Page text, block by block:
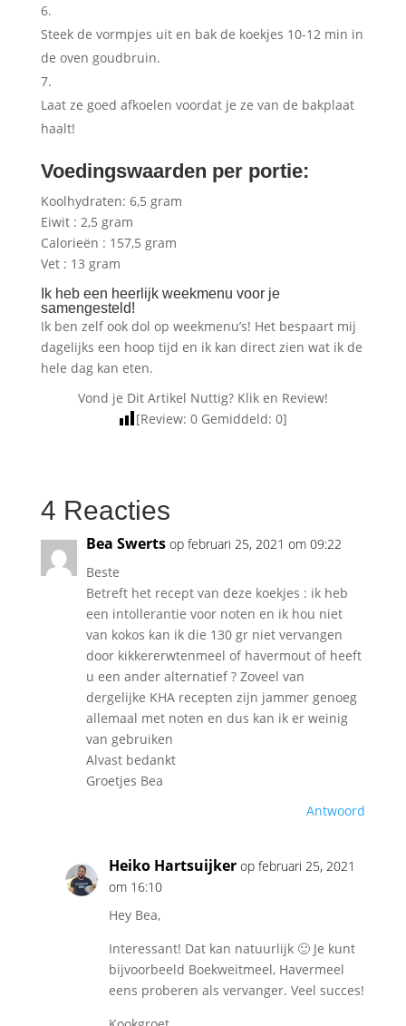
Steek de vormpjes uit en bak de koekjes 10-12 min in
de oven goudbruin.
Laat ze goed afkoelen voordat je ze van de bakplaat
haalt!
Voedingswaarden per portie:
Koolhydraten: 6,5 gram
Eiwit : 2,5 gram
Calorieën : 157,5 gram
Vet : 13 gram
Ik heb een heerlijk weekmenu voor je
samengesteld!
Ik ben zelf ook dol op weekmenu’s! Het bespaart mij
dagelijks een hoop tijd en ik kan direct zien wat ik de
hele dag kan eten.
Vond je Dit Artikel Nuttig? Klik en Review!
[Review:0 Gemiddeld:0]
4 Reacties
Bea Swerts op februari 25, 2021 om 09:22
Beste
Betreft het recept van deze koekjes : ik heb
een intollerantie voor noten en ik hou niet
van kokos kan ik die 130 gr niet vervangen
door kikkererwtenmeel of havermout of heeft
u een ander alternatief ? Zoveel van
dergelijke KHA recepten zijn jammer genoeg
allemaal met noten en dus kan ik er weinig
van gebruiken
Alvast bedankt
Groetjes Bea
Antwoord
Heiko Hartsuijker op februari 25, 2021
om 16:10
Hey Bea,
Interessant! Dat kan natuurlijk 🙂 Je kunt
bijvoorbeeld Boekweitmeel, Havermeel
eens proberen als vervanger. Veel succes!